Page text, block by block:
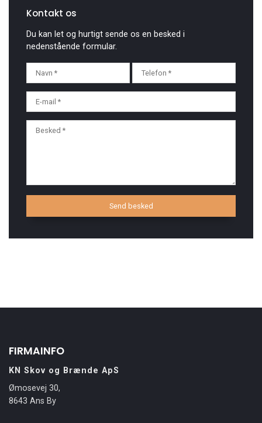
Kontakt os
Du kan let og hurtigt sende os en besked i
nedenstående formular.
FIRMAINFO
KN Skov og Brænde ApS
Ømosevej 30,
8643 Ans By